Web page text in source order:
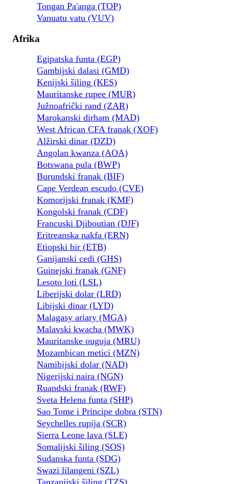
Tongan Pa'anga (TOP)
Vanuatu vatu (VUV)
Afrika
Egipatska funta (EGP)
Gambijski dalasi (GMD)
Kenijski šiling (KES)
Mauritanske rupee (MUR)
Južnoafrički rand (ZAR)
Marokanski dirham (MAD)
West African CFA franak (XOF)
Alžirski dinar (DZD)
Angolan kwanza (AOA)
Botswana pula (BWP)
Burundski franak (BIF)
Cape Verdean escudo (CVE)
Komorijski franak (KMF)
Kongolski franak (CDF)
Francuski Djiboutian (DJF)
Eritreanska nakfa (ERN)
Etiopski bir (ETB)
Ganijanski cedi (GHS)
Guinejski franak (GNF)
Lesoto loti (LSL)
Liberijski dolar (LRD)
Libijski dinar (LYD)
Malagasy ariary (MGA)
Malavski kwacha (MWK)
Mauritanske ouguja (MRU)
Mozambican metici (MZN)
Namibijski dolar (NAD)
Nigerijski naira (NGN)
Ruandski franak (RWF)
Sveta Helena funta (SHP)
Sao Tome i Principe dobra (STN)
Seychelles rupija (SCR)
Sierra Leone lava (SLE)
Somalijski šiling (SOS)
Sudanska funta (SDG)
Swazi lilangeni (SZL)